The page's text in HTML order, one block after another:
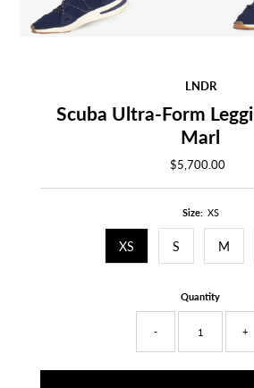
LNDR
Scuba Ultra-Form
Marl
Regular
$5,700.00
Size: XS
XS S M
Quantity
- +